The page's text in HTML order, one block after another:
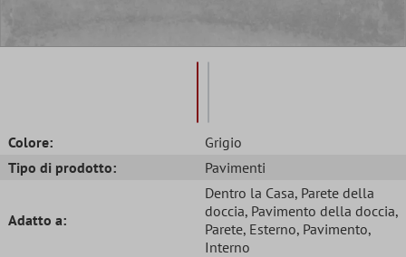
Colore:
Grigio
Tipo di prodotto:
Pavimenti
Adatto a:
Dentro la Casa, Parete della
doccia, Pavimento della doccia,
Parete, Esterno, Pavimento,
Interno